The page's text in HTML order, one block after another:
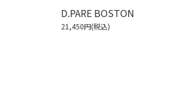
D.PARE BOSTON
21,450円(税込)